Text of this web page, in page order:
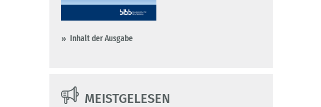
Inhalt der Ausgabe
MEISTGELESEN